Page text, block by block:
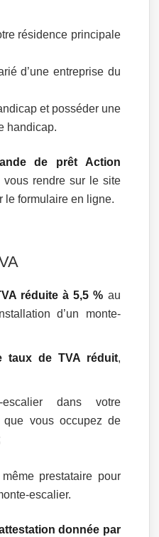
résidence principale
d’une entreprise du
et posséder une
handicap.
de prêt Action
vous rendre sur le site
le formulaire en ligne.
réduite à 5,5 % au
d’un monte-
taux de TVA réduit,
dans votre
que vous occupez de
prestataire pour
escalier.
donnée par